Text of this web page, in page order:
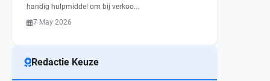
handig hulpmiddel om bij verkoo...
7 May 2026
Redactie Keuze